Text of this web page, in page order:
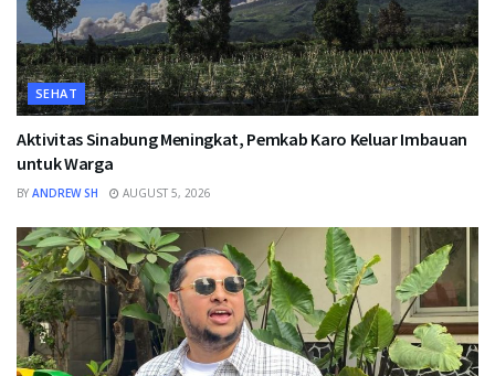
SEHAT
Aktivitas Sinabung Meningkat, Pemkab Karo Keluar Imbauan
untuk Warga
BY ANDREW SH AUGUST 5, 2026